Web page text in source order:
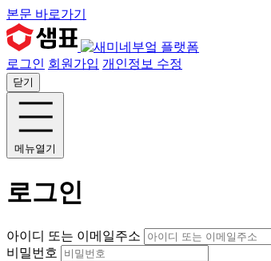
본문 바로가기
로그인 회원가입 개인정보 수정
닫기
메뉴열기
로그인
아이디 또는 이메일주소
비밀번호